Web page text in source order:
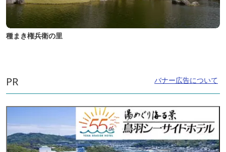
種まき権兵衛の里
PR バナー広告について